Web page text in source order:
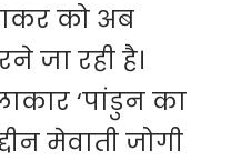
को अब
जा रही है।
‘पांडुन का
मेवाती जोगी